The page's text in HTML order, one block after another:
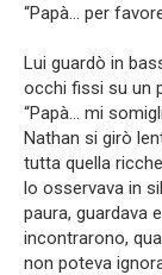
“Papà… per
Lui guardò in
occhi fissi su un
“Papà… mi
Nathan si girò
tutta quella
lo osservava in
paura, guardava
incontrarono,
non poteva